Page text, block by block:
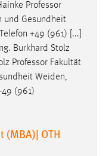
Professor
und Gesundheit
+49 (961) [...]
Burkhard Stolz
Professor Fakultät
Weiden,
(961)
OTH